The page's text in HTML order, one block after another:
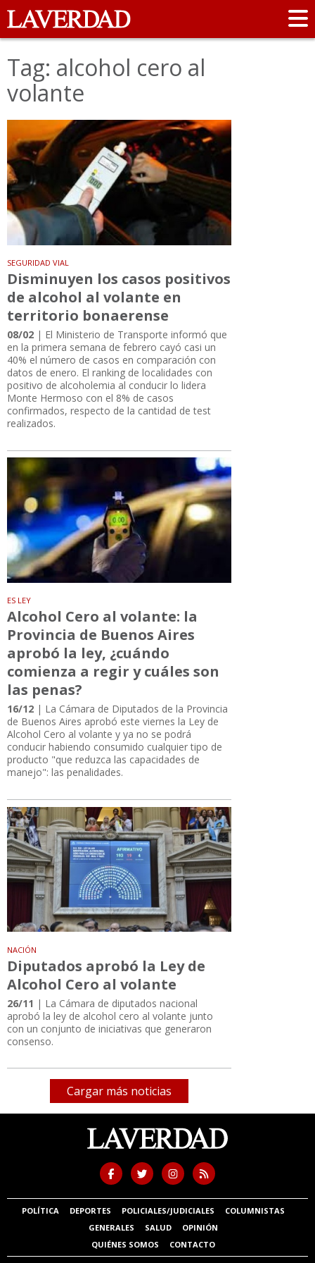
Tag: alcohol cero al
volante
SEGURIDAD VIAL
Disminuyen los casos positivos
de alcohol al volante en
territorio bonaerense
08/02 | El Ministerio de Transporte informó que
en la primera semana de febrero cayó casi un
40% el número de casos en comparación con
datos de enero. El ranking de localidades con
positivo de alcoholemia al conducir lo lidera
Monte Hermoso con el 8% de casos
confirmados, respecto de la cantidad de test
realizados.
ES LEY
Alcohol Cero al volante: la
Provincia de Buenos Aires
aprobó la ley, ¿cuándo
comienza a regir y cuáles son
las penas?
16/12 | La Cámara de Diputados de la Provincia
de Buenos Aires aprobó este viernes la Ley de
Alcohol Cero al volante y ya no se podrá
conducir habiendo consumido cualquier tipo de
producto "que reduzca las capacidades de
manejo": las penalidades.
NACIÓN
Diputados aprobó la Ley de
Alcohol Cero al volante
26/11 | La Cámara de diputados nacional
aprobó la ley de alcohol cero al volante junto
con un conjunto de iniciativas que generaron
consenso.
Cargar más noticias
POLÍTICA DEPORTES POLICIALES/JUDICIALES
COLUMNISTAS
GENERALES
SALUD
OPINIÓN
QUIÉNES SOMOS
CONTACTO